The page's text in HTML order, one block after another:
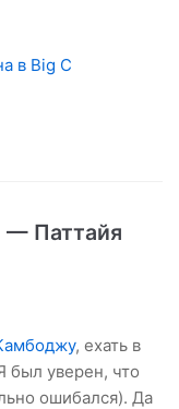
— Паттайя
, ехать в
был уверен, что
ошибался). Да